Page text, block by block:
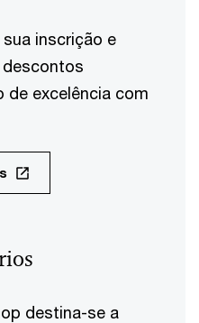
inscrição e
de excelência com
destina-se a